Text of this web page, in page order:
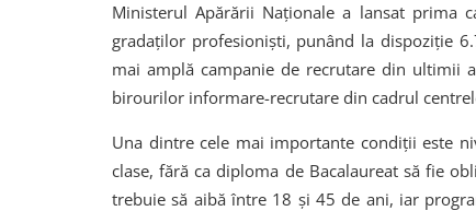
Ministerul Apărării Naționale a lansat prima
gradaților profesioniști, punând la dispoziție
mai amplă campanie de recrutare din ultimii
birourilor informare-recrutare din cadrul
Una dintre cele mai importante condiții este
clase, fără ca diploma de Bacalaureat să fie
trebuie să aibă între 18 și 45 de ani, iar